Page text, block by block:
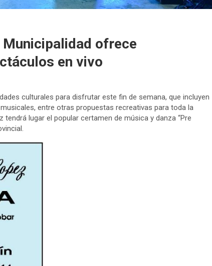
Municipalidad ofrece
en vivo
culturales para disfrutar este fin de semana, que incluyen
entre otras propuestas recreativas para toda la
lugar el popular certamen de música y danza “Pre